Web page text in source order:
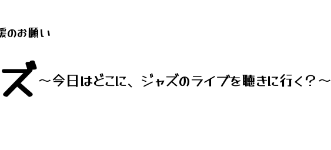
のお願い
～今日はどこに、ジャズのライブを聴きに行く？～